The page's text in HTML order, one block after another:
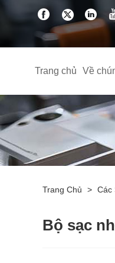
Trang chủ Về
Trang Chủ > Các
Bộ sạc